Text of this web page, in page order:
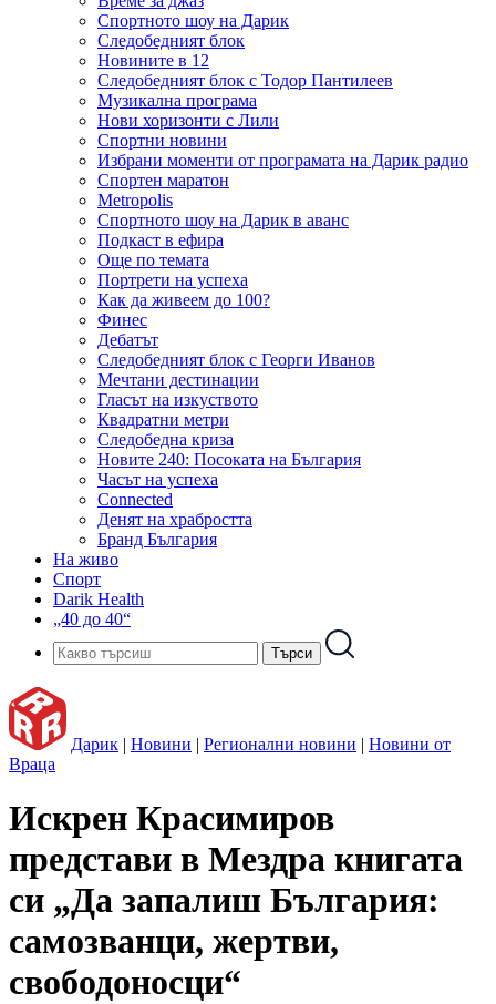
Спортното шоу на Дарик
Следобедният блок
Новините в 12
Следобедният блок с Тодор Пантилеев
Музикална програма
Нови хоризонти с Лили
Спортни новини
Избрани моменти от програмата на Дарик радио
Спортен маратон
Metropolis
Спортното шоу на Дарик в аванс
Подкаст в ефира
Още по темата
Портрети на успеха
Как да живеем до 100?
Финес
Дебатът
Следобедният блок с Георги Иванов
Мечтани дестинации
Гласът на изкуството
Квадратни метри
Следобедна криза
Новите 240: Посоката на България
Часът на успеха
Connected
Денят на храбростта
Бранд България
На живо
Спорт
Darik Health
„40 до 40“
Дарик | Новини | Регионални новини | Новини от
Враца
Искрен Красимиров
представи в Мездра книгата
си „Да запалиш България:
самозванци, жертви,
свободоносци“